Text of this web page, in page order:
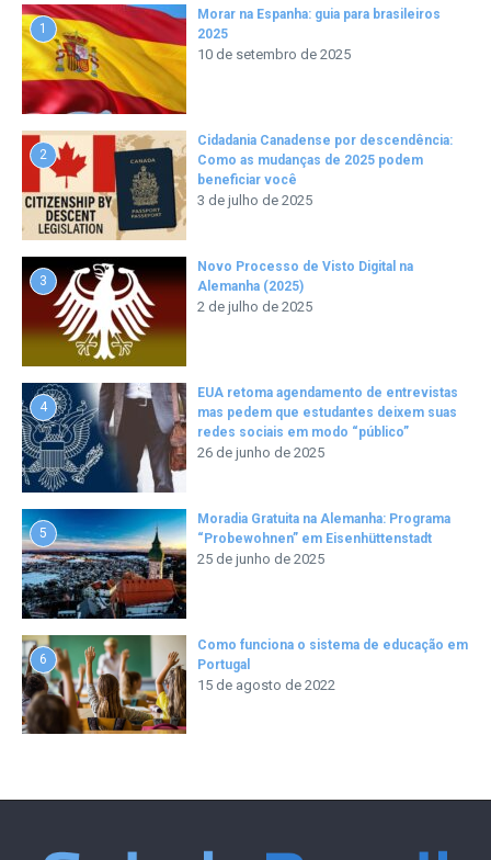
1
Morar na Espanha: guia para brasileiros
2025
10 de setembro de 2025
2
Cidadania Canadense por descendência:
Como as mudanças de 2025 podem
beneficiar você
3 de julho de 2025
3
Novo Processo de Visto Digital na
Alemanha (2025)
2 de julho de 2025
4
EUA retoma agendamento de entrevistas
mas pedem que estudantes deixem suas
redes sociais em modo “público”
26 de junho de 2025
5
Moradia Gratuita na Alemanha: Programa
“Probewohnen” em Eisenhüttenstadt
25 de junho de 2025
6
Como funciona o sistema de educação em
Portugal
15 de agosto de 2022